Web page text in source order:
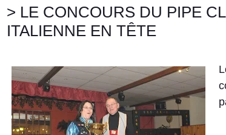
> LE CONCOURS DU PIPE
ITALIENNE EN TÊTE